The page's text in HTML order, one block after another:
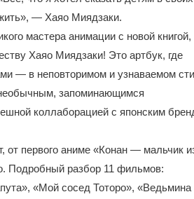
— Хаяо Миядзаки.
мастера анимации с новой книгой,
Хаяо Миядзаки! Это артбук, где
— в неповторимом и узнаваемом
запоминающимся
коллаборацией с японским
от первого аниме «Конан — мальчик
Подробный разбор 11 фильмов:
«Мой сосед Тоторо», «Ведьмина